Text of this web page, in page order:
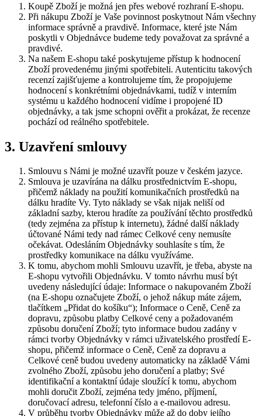
Koupě Zboží je možná jen přes webové rozhraní E-shopu.
Při nákupu Zboží je Vaše povinnost poskytnout Nám všechny
informace správně a pravdivě. Informace, které jste Nám
poskytli v Objednávce budeme tedy považovat za správné a
pravdivé.
Na našem E-shopu také poskytujeme přístup k hodnocení
Zboží provedenému jinými spotřebiteli. Autenticitu takových
recenzí zajišťujeme a kontrolujeme tím, že propojujeme
hodnocení s konkrétními objednávkami, tudíž v interním
systému u každého hodnocení vidíme i propojené ID
objednávky, a tak jsme schopni ověřit a prokázat, že recenze
pochází od reálného spotřebitele.
3. Uzavření smlouvy
Smlouvu s Námi je možné uzavřít pouze v českém jazyce.
Smlouva je uzavírána na dálku prostřednictvím E-shopu,
přičemž náklady na použití komunikačních prostředků na
dálku hradíte Vy. Tyto náklady se však nijak neliší od
základní sazby, kterou hradíte za používání těchto prostředků
(tedy zejména za přístup k internetu), žádné další náklady
účtované Námi tedy nad rámec Celkové ceny nemusíte
očekávat. Odesláním Objednávky souhlasíte s tím, že
prostředky komunikace na dálku využíváme.
K tomu, abychom mohli Smlouvu uzavřít, je třeba, abyste na
E-shopu vytvořili Objednávku. V tomto návrhu musí být
uvedeny následující údaje: Informace o nakupovaném Zboží
(na E-shopu označujete Zboží, o jehož nákup máte zájem,
tlačítkem „Přidat do košíku“); Informace o Ceně, Ceně za
dopravu, způsobu platby Celkové ceny a požadovaném
způsobu doručení Zboží; tyto informace budou zadány v
rámci tvorby Objednávky v rámci uživatelského prostředí E-
shopu, přičemž informace o Ceně, Ceně za dopravu a
Celkové ceně budou uvedeny automaticky na základě Vámi
zvolného Zboží, způsobu jeho doručení a platby; Své
identifikační a kontaktní údaje sloužící k tomu, abychom
mohli doručit Zboží, zejména tedy jméno, příjmení,
doručovací adresu, telefonní číslo a e-mailovou adresu.
V průběhu tvorby Objednávky může až do doby jejího